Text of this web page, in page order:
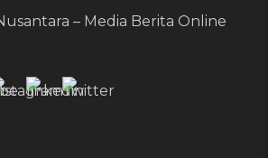
– Media Berita Online